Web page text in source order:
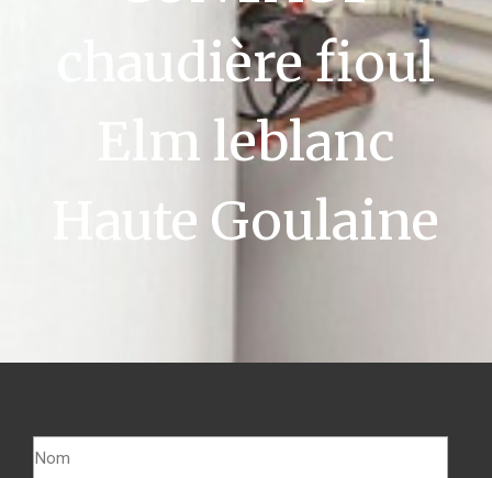
chaudière fioul
Elm leblanc
Haute Goulaine